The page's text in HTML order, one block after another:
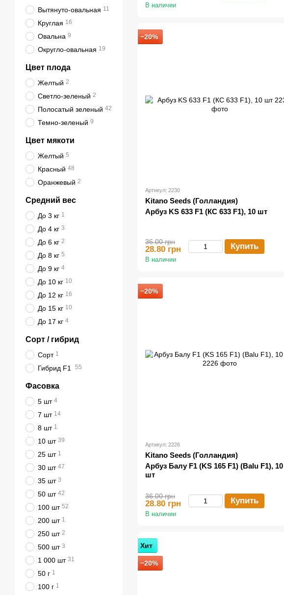
В наличии
−20%
Артикул: 2230
Kitano Seeds (Голландия)
Арбуз KS 633 F1 (КС 633 F1), 10 шт
36.00 грн
28.80 грн Купить
В наличии
−20%
Артикул: 2226
Kitano Seeds (Голландия)
Арбуз Балу F1 (KS 165 F1) (Balu F1), 10
шт
36.00 грн
28.80 грн Купить
В наличии
Хит
−20%
Вытянуто-овальная 11
Круглая 16
Овальна 9
Округло-овальная 19
Цвет плода
Желтый 2
Светло-зеленый 2
Полосатый зеленый 42
Темно-зеленый 9
Цвет мякоти
Желтый 5
Красный 48
Оранжевый 2
Средний вес
До 3 кг 1
До 4 кг 3
До 6 кг 2
До 8 кг 5
До 9 кг 4
До 10 кг 10
До 12 кг 16
До 15 кг 10
До 17 кг 4
Сорт / гибрид
Сорт 1
Гибрид F1 55
Фасовка
5 шт 4
7 шт 14
8 шт 1
10 шт 39
25 шт 1
30 шт 47
35 шт 3
50 шт 42
100 шт 52
200 шт 1
250 шт 2
500 шт 3
1 000 шт 31
50 г 1
100 г 1